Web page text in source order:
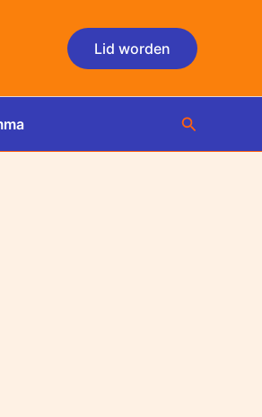
Lid worden
Zoeken